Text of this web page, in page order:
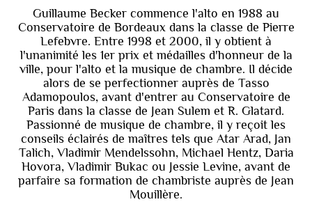
Guillaume Becker commence l'alto en 1988 au
Conservatoire de Bordeaux dans la classe de Pierre
Lefebvre. Entre 1998 et 2000, il y obtient à
l'unanimité les 1er prix et médailles d'honneur de la
ville, pour l'alto et la musique de chambre. Il décide
alors de se perfectionner auprès de Tasso
Adamopoulos, avant d'entrer au Conservatoire de
Paris dans la classe de Jean Sulem et R. Glatard.
Passionné de musique de chambre, il y reçoit les
conseils éclairés de maîtres tels que Atar Arad, Jan
Talich, Vladimir Mendelssohn, Michael Hentz, Daria
Hovora, Vladimir Bukac ou Jessie Levine, avant de
parfaire sa formation de chambriste auprès de Jean
Mouillère.